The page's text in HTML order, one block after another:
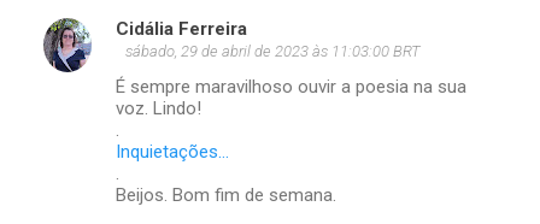
C
o
Cidália Ferreira
sábado, 29 de abril de 2023 às 11:03:00 BRT
É sempre maravilhoso ouvir a poesia na sua
voz. Lindo!
Inquietações...
Beijos. Bom fim de semana.